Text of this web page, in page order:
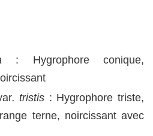
: Hygrophore conique,
. tristis : Hygrophore triste,
terne, noircissant avec